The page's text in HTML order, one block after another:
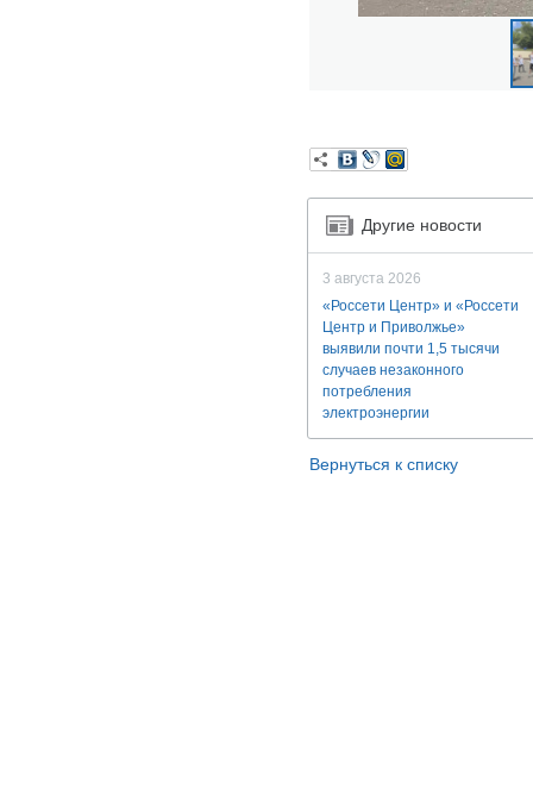
Другие новости
3 августа 2026
«Россети Центр» и «Россети
Центр и Приволжье»
выявили почти 1,5 тысячи
случаев незаконного
потребления
электроэнергии
Вернуться к списку